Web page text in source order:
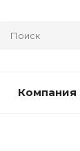
Компания